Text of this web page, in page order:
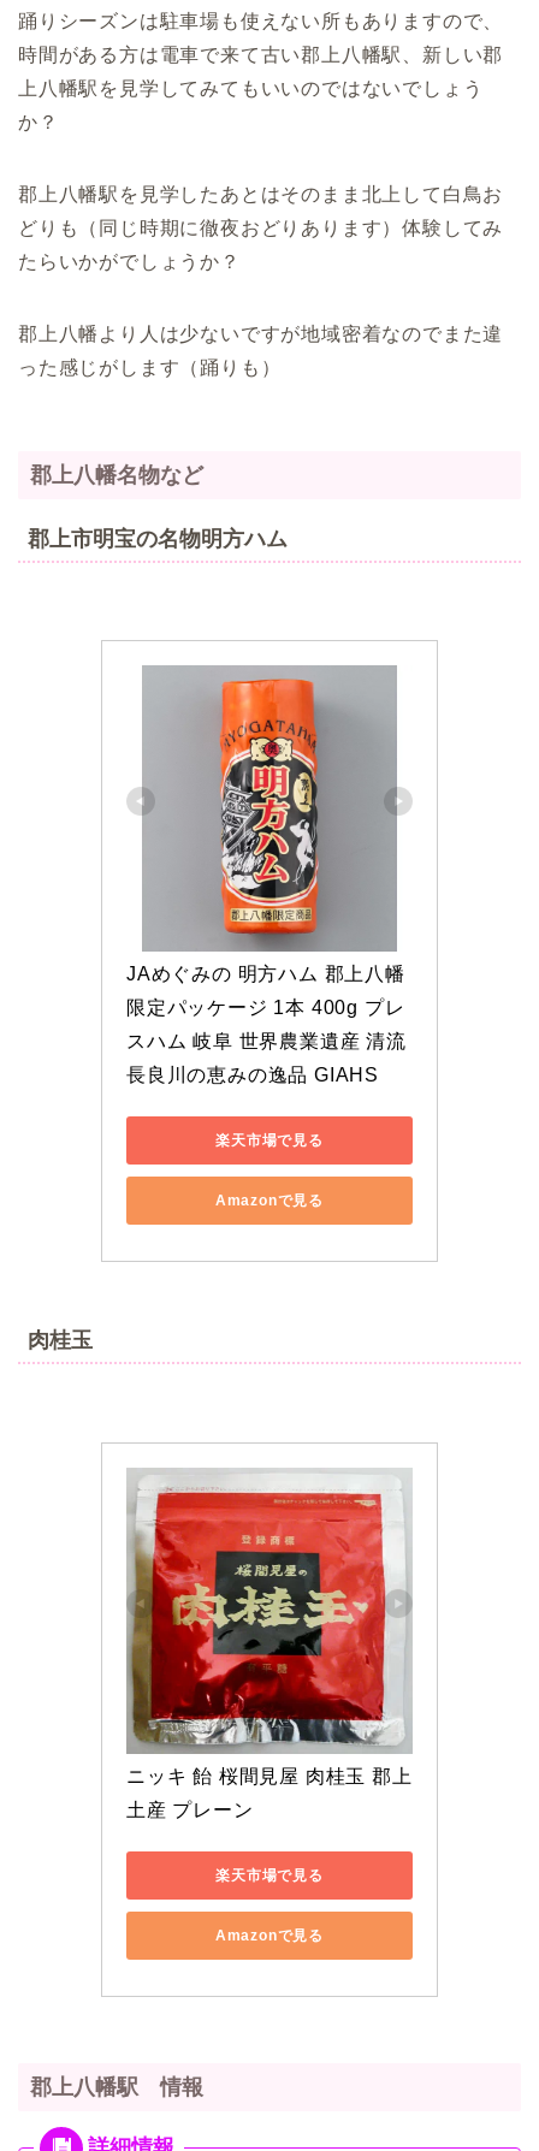
踊りシーズンは駐車場も使えない所もありますので、
時間がある方は電車で来て古い郡上八幡駅、新しい郡
上八幡駅を見学してみてもいいのではないでしょう
か？
郡上八幡駅を見学したあとはそのまま北上して白鳥お
どりも（同じ時期に徹夜おどりあります）体験してみ
たらいかがでしょうか？
郡上八幡より人は少ないですが地域密着なのでまた違
った感じがします（踊りも）
郡上八幡名物など
郡上市明宝の名物明方ハム
JAめぐみの 明方ハム 郡上八幡
限定パッケージ 1本 400g プレ
スハム 岐阜 世界農業遺産 清流
長良川の恵みの逸品 GIAHS
楽天市場で見る
Amazonで見る
肉桂玉
ニッキ 飴 桜間見屋 肉桂玉 郡上
土産 プレーン
楽天市場で見る
Amazonで見る
郡上八幡駅 情報